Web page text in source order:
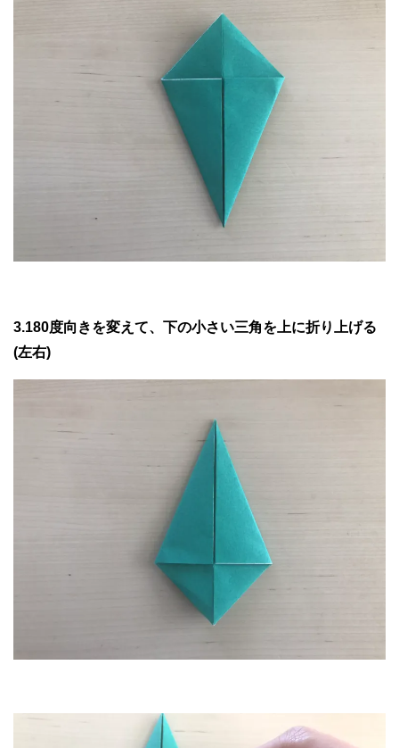
3.180度向きを変えて、下の小さい三角を上に折り上げる
(左右)